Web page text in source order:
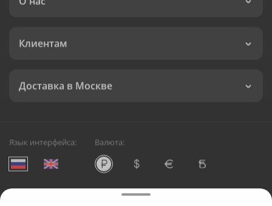
Клиентам
Доставка в Москве
Язык интерфейса: Валюта:
Служба круглосуточной доставки цветов в Москве